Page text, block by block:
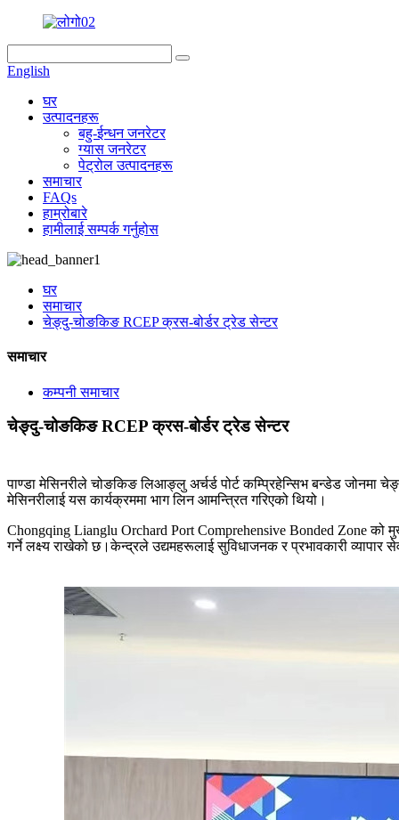
English
घर
उत्पादनहरू
बहु-ईन्धन जनरेटर
ग्यास जनरेटर
पेट्रोल उत्पादनहरू
समाचार
FAQs
हाम्रोबारे
हामीलाई सम्पर्क गर्नुहोस
घर
समाचार
चेङ्दु-चोङकिङ RCEP क्रस-बोर्डर ट्रेड सेन्टर
समाचार
कम्पनी समाचार
चेङ्दु-चोङकिङ RCEP क्रस-बोर्डर ट्रेड सेन्टर
पाण्डा मेसिनरीले चोङकिङ लिआङ्लु अर्चर्ड पोर्ट कम्प्रिहेन्सिभ बन्डेड जोनमा
मेसिनरीलाई यस कार्यक्रममा भाग लिन आमन्त्रित गरिएको थियो।
Chongqing Lianglu Orchard Port Comprehensive Bonded Zone को
गर्ने लक्ष्य राखेको छ।केन्द्रले उद्यमहरूलाई सुविधाजनक र प्रभावकारी व्यापार